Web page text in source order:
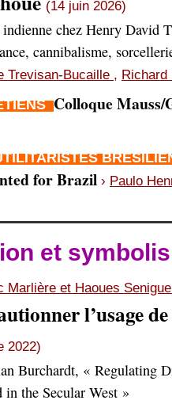
(14 juin 2026)
chez Henry David
cannibalisme,
Trevisan-Bucaille ,
Colloque
for Brazil › Paulo
et
Marlière et Haoues
l’usage
2022)
Burchardt, « Regulating
the Secular West »